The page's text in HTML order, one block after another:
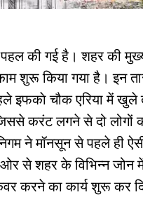
की गई है। शहर की
शुरू किया गया है। इन
इफकाे चौक एरिया में खुले
करंट लगने से दो लोगों
ने मॉनसून से पहले ही
से शहर के विभिन्न जोन
करने का कार्य शुरू कर